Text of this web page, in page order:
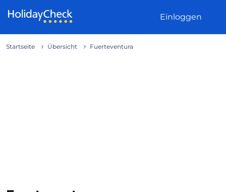
Einloggen
Startseite Übersicht Fuerteventura